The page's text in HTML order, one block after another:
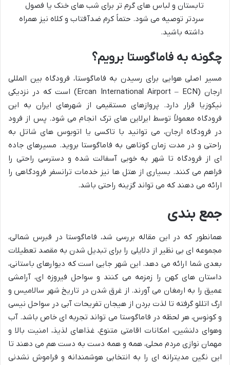
تابستان و لباس های گرم تر برای شب های خنک یا فصول
سردتر توصیه می شود. حتماً کرم ضدآفتاب و کلاه نیز همراه
داشته باشید.
چگونه به فاماگوستا برویم؟
مسیر اصلی هوایی برای رسیدن به فاماگوستا، فرودگاه بین المللی
ارجان (Ercan International Airport – ECN) است که در نزدیکی
نیکوزیا قرار دارد. پروازهای مستقیمی از شهرهای ایران به این
فرودگاه معمولاً توسط ایرلاین های ترک انجام می شود. پس از فرود
در فرودگاه ارجان، می توانید با تاکسی یا اتوبوس های شاتل به
راحتی و در مدت زمان کوتاهی به فاماگوستا بروید. مسیرهای جاده
ای از فرودگاه تا شهر به خوبی آسفالت شده و دسترسی راحتی را
فراهم می کنند. بسیاری از هتل ها نیز خدمات ترانسفر فرودگاهی را
ارائه می دهند که می تواند گزینه راحتی باشد.
جمع بندی
همانطور که در این مقاله بررسی شد، فاماگوستا در قبرس شمالی،
مجموعه ای بی نظیر از دلایلی را برای تبدیل شدن به مقصد تعطیلات
بعدی شما ارائه می دهد. این شهر جایی است که دیوارهای باستانی،
داستان های کهن را زمزمه می کنند و سواحل فیروزه ای، آرامشی
عمیق را به ارمغان می آورند. از غرق شدن در تاریخ شهر سالامیس و
ارگ اتللو گرفته تا لذت بردن از هیجان تفریحات آبی در سواحل نیسی
و کونوس، هر لحظه در فاماگوستا می تواند تجربه ای خاص باشد. آب
وهوای دلنشین، امکانات اقامتی متنوع، غذاهای لذیذ، امنیت بالا و
مهمان نوازی مردم محلی، همه و همه دست به دست هم می دهند تا
این نگین مدیترانه ای را به انتخابی هوشمندانه و فراموش نشدنی